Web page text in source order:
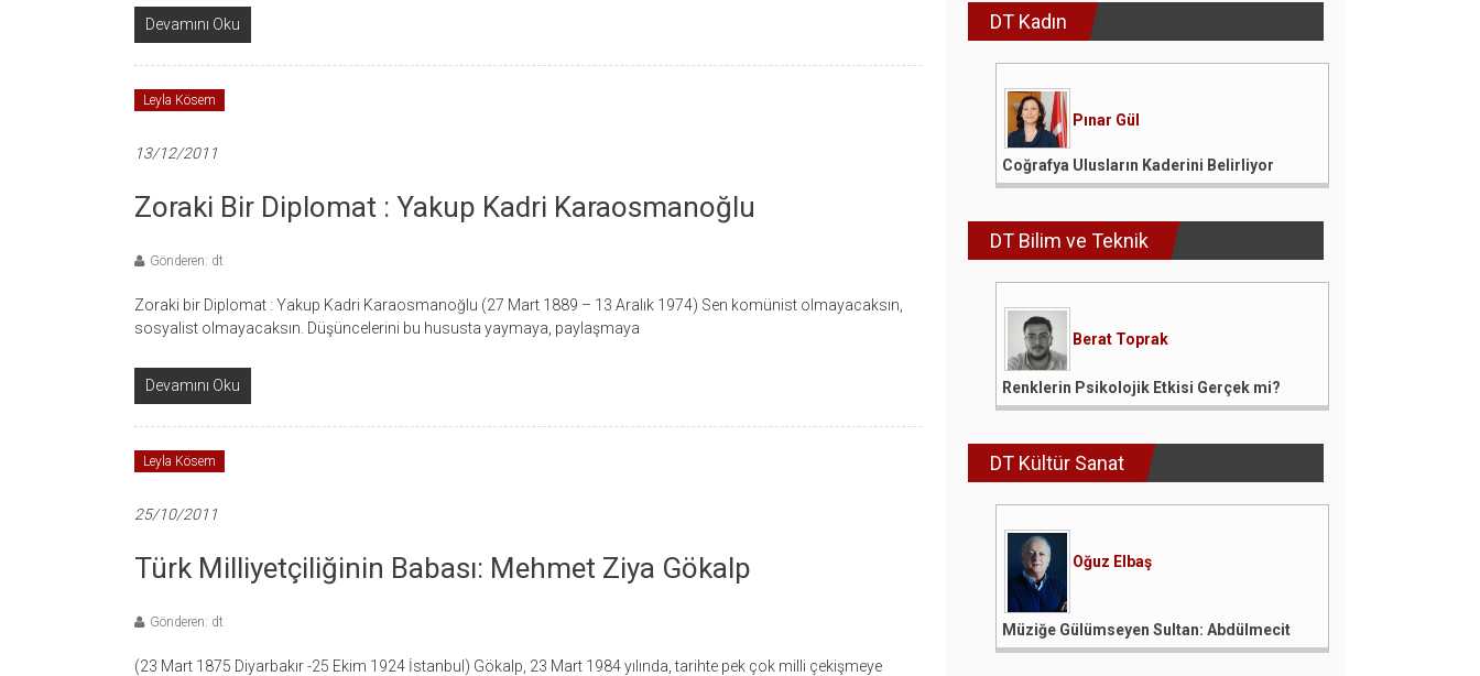
Devamını Oku
Leyla Kösem
13/12/2011
Zoraki Bir Diplomat : Yakup Kadri Karaosmanoğlu
Gönderen: dt
Zoraki bir Diplomat : Yakup Kadri Karaosmanoğlu (27 Mart 1889 – 13 Aralık 1974) Sen komünist olmayacaksın,
sosyalist olmayacaksın. Düşüncelerini bu hususta yaymaya, paylaşmaya
Devamını Oku
Leyla Kösem
25/10/2011
Türk Milliyetçiliğinin Babası: Mehmet Ziya Gökalp
Gönderen: dt
(23 Mart 1875 Diyarbakır -25 Ekim 1924 İstanbul) Gökalp, 23 Mart 1984 yılında, tarihte pek çok milli çekişmeye
DT Kadın
Pınar Gül
Coğrafya Ulusların Kaderini Belirliyor
DT Bilim ve Teknik
Berat Toprak
Renklerin Psikolojik Etkisi Gerçek mi?
DT Kültür Sanat
Oğuz Elbaş
Müziğe Gülümseyen Sultan: Abdülmecit